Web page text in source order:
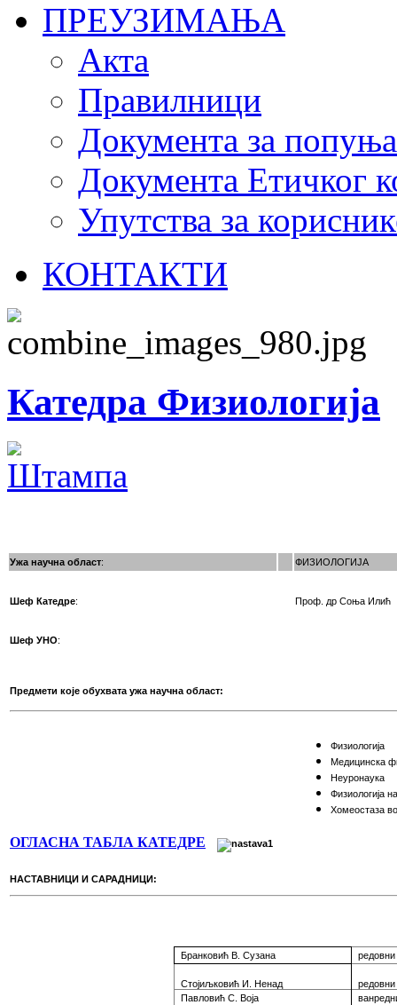
ПРЕУЗИМАЊА
Акта
Правилници
Документа за
Документа Етичког
Упутства за
КОНТАКТИ
Катедра Физиологија
Ужа научна област: ФИЗИОЛОГИЈА
Шеф Катедре: Проф. др Соња Илић
Шеф УНО:
Предмети које обухвата ужа научна област:
Физиoлoгиja
Meдицинскa
Нeурoнaука
Физиoлoгиja
Хoмeoстaзa
ОГЛАСНА ТАБЛА КАТЕДРЕ
НАСТАВНИЦИ И САРАДНИЦИ:
Бранковић В. Сузана
Стојиљковић И. Ненад
Павловић С. Воја